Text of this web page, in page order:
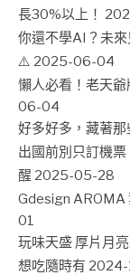
長30%以上！
你還不學AI？未
⚠️ 2025-06-04
懶人必看！老天
06-04
好多好多，藏著
出國前別只訂機
醒 2025-05-28
Gdesign AROMA
01
玩味天盛 厚片月
想吃隨時有